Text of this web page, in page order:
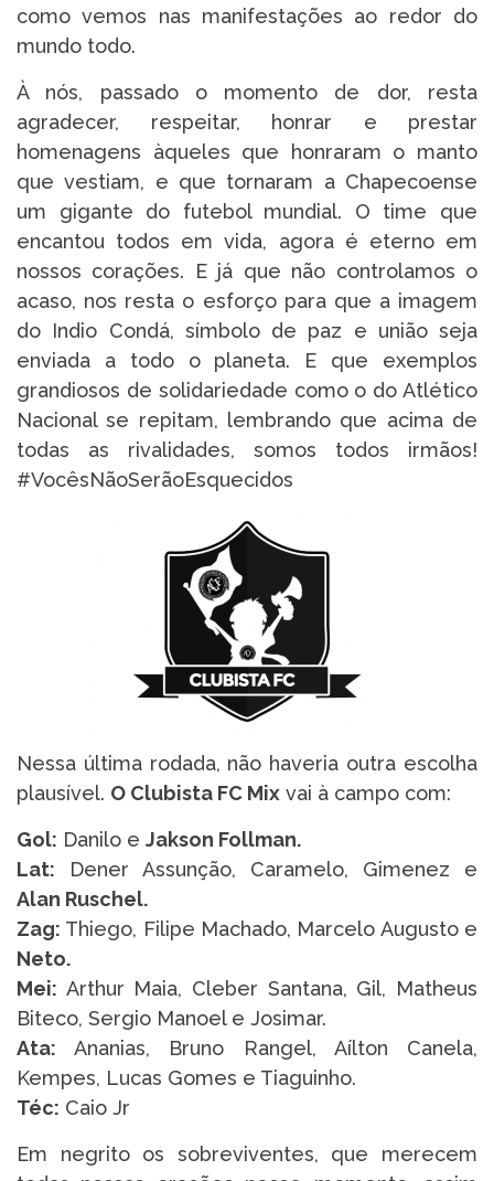
como vemos nas manifestações ao redor do
mundo todo.
À nós, passado o momento de dor, resta
agradecer, respeitar, honrar e prestar
homenagens àqueles que honraram o manto
que vestiam, e que tornaram a Chapecoense
um gigante do futebol mundial. O time que
encantou todos em vida, agora é eterno em
nossos corações. E já que não controlamos o
acaso, nos resta o esforço para que a imagem
do Indio Condá, símbolo de paz e união seja
enviada a todo o planeta. E que exemplos
grandiosos de solidariedade como o do Atlético
Nacional se repitam, lembrando que acima de
todas as rivalidades, somos todos irmãos!
#VocêsNãoSerãoEsquecidos
Nessa última rodada, não haveria outra escolha
plausível. O Clubista FC Mix vai à campo com:
Gol: Danilo e Jakson Follman.
Lat: Dener Assunção, Caramelo, Gimenez e
Alan Ruschel.
Zag: Thiego, Filipe Machado, Marcelo Augusto e
Neto.
Mei: Arthur Maia, Cleber Santana, Gil, Matheus
Biteco, Sergio Manoel e Josimar.
Ata:Ananias, Bruno Rangel, Aílton Canela,
Kempes, Lucas Gomes e Tiaguinho.
Téc: Caio Jr
Em negrito os sobreviventes, que merecem